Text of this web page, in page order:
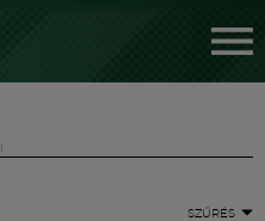
SZŰRÉS